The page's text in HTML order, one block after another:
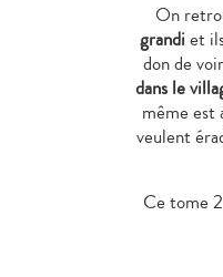
On
grandiet
don de
dans le
même est
veulent
Ce tome